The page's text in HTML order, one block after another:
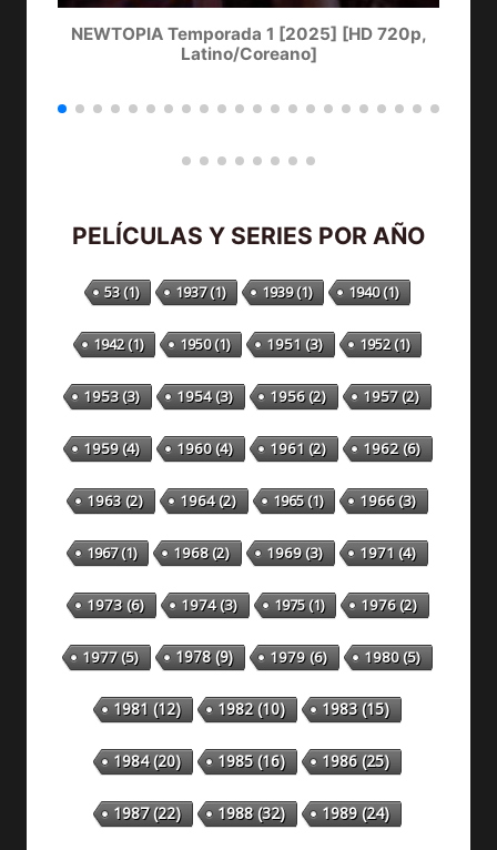
NEWTOPIA Temporada 1 [2025] [HD 720p,
Latino/Coreano]
PELÍCULAS Y SERIES POR AÑO
53(1) 1937(1) 1939(1) 1940(1)
1942(1) 1950(1) 1951 (3) 1952(1)
1953(3) 1954(3) 1956(2) 1957(2)
1959(4) 1960(4) 1961 (2) 1962(6)
1963(2) 1964(2) 1965(1) 1966(3)
1967(1) 1968(2) 1969(3) 1971 (4)
1973(6) 1974(3) 1975(1) 1976(2)
1977(5) 1978(9) 1979(6) 1980(5)
1981 (12) 1982(10) 1983(15)
1984(20) 1985(16) 1986(25)
1987(22) 1988(32) 1989(24)